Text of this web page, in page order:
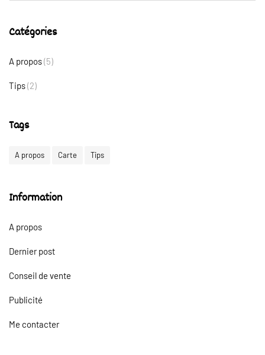
Catégories
A propos(5)
Tips(2)
Tags
A propos Carte Tips
Information
A propos
Dernier post
Conseil de vente
Publicité
Me contacter